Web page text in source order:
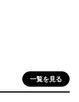
一覧を見る